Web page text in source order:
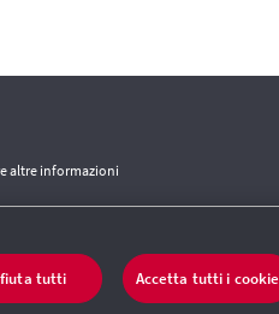
altre informazioni
condizioni|Credits|Protezione dei dati
tutti Accetta tutti i cookie